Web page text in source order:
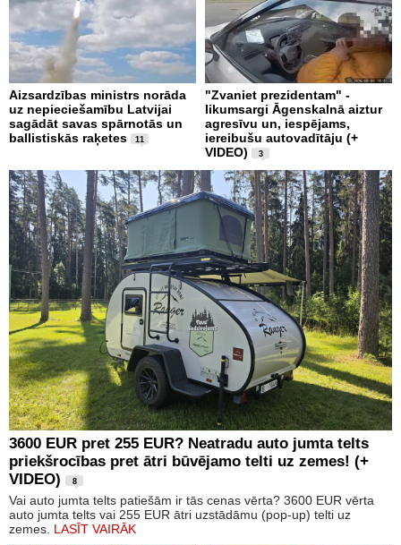
Aizsardzības ministrs norāda
uz nepieciešamību Latvijai
sagādāt savas spārnotās un
ballistiskās raķetes
11
"Zvaniet prezidentam" -
likumsargi Āgenskalnā aiztur
agresīvu un, iespējams,
iereibušu autovadītāju (+
VIDEO)
3
3600 EUR pret 255 EUR? Neatradu auto jumta telts
priekšrocības pret ātri būvējamo telti uz zemes! (+
VIDEO)
8
Vai auto jumta telts patiešām ir tās cenas vērta? 3600 EUR vērta
auto jumta telts vai 255 EUR ātri uzstādāmu (pop-up) telti uz
zemes. LASĪT VAIRĀK